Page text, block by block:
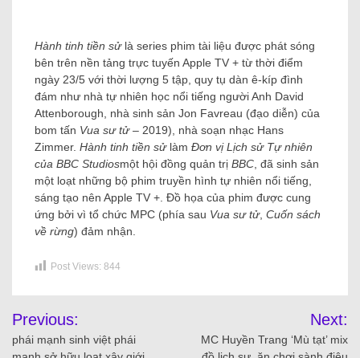
Hành tinh tiền sửlà series phim tài liệu được phát sóng
bên trên nền tảng trực tuyến Apple TV + từ thời điểm
ngày 23/5 với thời lượng 5 tập, quy tụ dàn ê-kíp đình
đám như nhà tự nhiên học nổi tiếng người Anh David
Attenborough, nhà sinh sản Jon Favreau (đạo diễn) của
bom tấn Vua sư tử– 2019), nhà soạn nhạc Hans
Zimmer. Hành tinh tiền sử làm Đơn vị Lịch sử Tự nhiên
của BBC Studiosmột hội đồng quản trị BBC, đã sinh sản
một loạt những bộ phim truyền hình tự nhiên nổi tiếng,
sáng tạo nên Apple TV +. Đồ họa của phim được cung
ứng bởi vì tổ chức MPC (phía sau Vua sư tử, Cuốn sách
về rừng) đảm nhận.
Post Views: 844
Previous:
phái mạnh sinh việt phái
Next:
MC Huyền Trang ‘Mù tạt’ mix